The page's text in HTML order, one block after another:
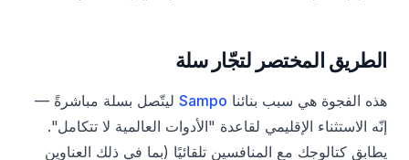
الطريق المختصر لتجّار سلة
هذه الفجوة هي سبب بنائنا Sampo ليتّصل بسلة مباشرةً —
إنّه الاستثناء الإقليمي لقاعدة "الأدوات العالمية لا تتكامل".
يطابق كتالوجك مع المنافسين تلقائيًا (بما في ذلك العناوين